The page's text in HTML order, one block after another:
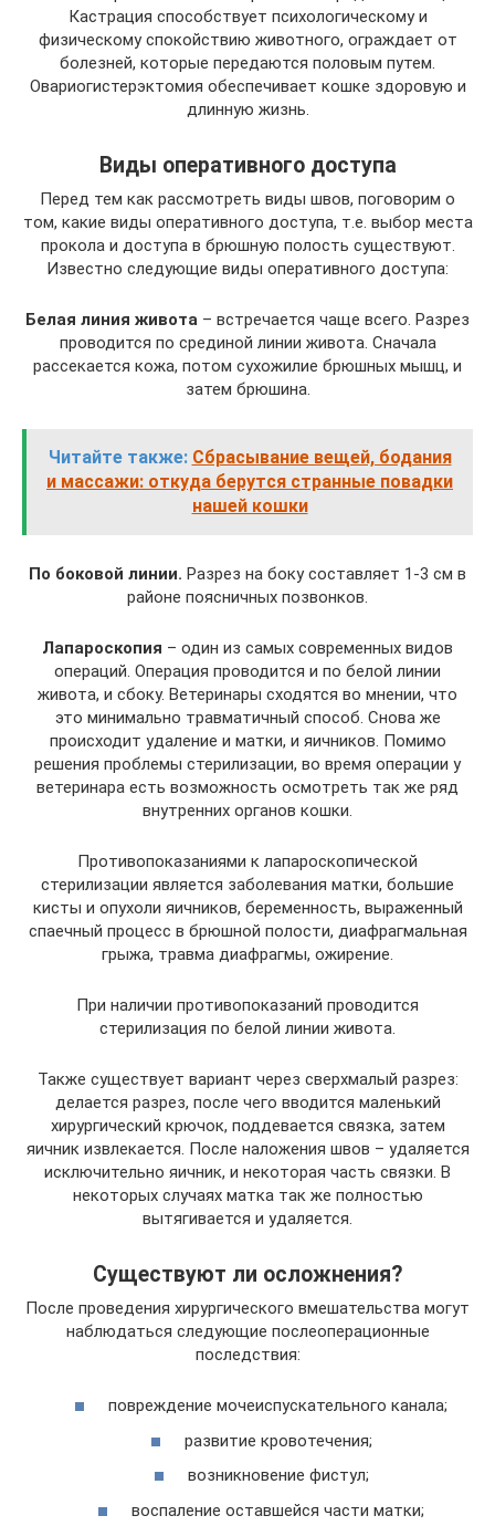
Кастрация способствует психологическому и
физическому спокойствию животного, ограждает от
болезней, которые передаются половым путем.
Овариогистерэктомия обеспечивает кошке здоровую и
длинную жизнь.
Виды оперативного доступа
Перед тем как рассмотреть виды швов, поговорим о
том, какие виды оперативного доступа, т.е. выбор места
прокола и доступа в брюшную полость существуют.
Известно следующие виды оперативного доступа:
Белая линия живота – встречается чаще всего. Разрез
проводится по срединой линии живота. Сначала
рассекается кожа, потом сухожилие брюшных мышц, и
затем брюшина.
Читайте также: ​Сбрасывание вещей, бодания
и массажи: откуда берутся странные повадки
нашей кошки
По боковой линии. Разрез на боку составляет 1-3 см в
районе поясничных позвонков.
Лапароскопия – один из самых современных видов
операций. Операция проводится и по белой линии
живота, и сбоку. Ветеринары сходятся во мнении, что
это минимально травматичный способ. Снова же
происходит удаление и матки, и яичников. Помимо
решения проблемы стерилизации, во время операции у
ветеринара есть возможность осмотреть так же ряд
внутренних органов кошки.
Противопоказаниями к лапароскопической
стерилизации является заболевания матки, большие
кисты и опухоли яичников, беременность, выраженный
спаечный процесс в брюшной полости, диафрагмальная
грыжа, травма диафрагмы, ожирение.
При наличии противопоказаний проводится
стерилизация по белой линии живота.
Также существует вариант через сверхмалый разрез:
делается разрез, после чего вводится маленький
хирургический крючок, поддевается связка, затем
яичник извлекается. После наложения швов – удаляется
исключительно яичник, и некоторая часть связки. В
некоторых случаях матка так же полностью
вытягивается и удаляется.
Существуют ли осложнения?
После проведения хирургического вмешательства могут
наблюдаться следующие послеоперационные
последствия:
повреждение мочеиспускательного канала;
развитие кровотечения;
возникновение фистул;
воспаление оставшейся части матки;